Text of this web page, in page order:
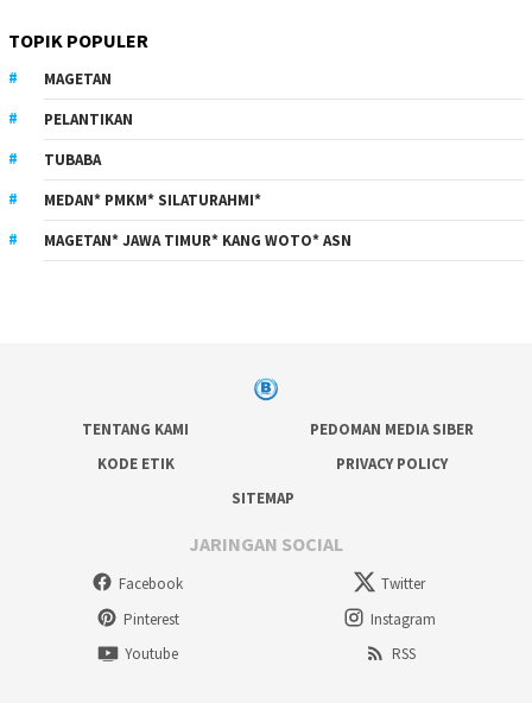
TOPIK POPULER
MAGETAN
PELANTIKAN
TUBABA
MEDAN* PMKM* SILATURAHMI*
MAGETAN* JAWA TIMUR* KANG WOTO* ASN
TENTANG KAMI
PEDOMAN MEDIA SIBER
KODE ETIK
PRIVACY POLICY
SITEMAP
JARINGAN SOCIAL
Facebook
Twitter
Pinterest
Instagram
Youtube
RSS